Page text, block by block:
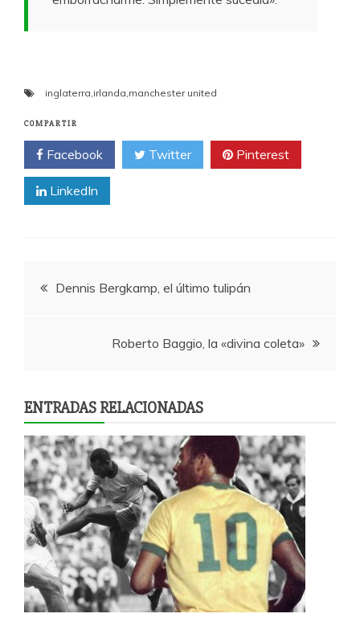
inglaterra,irlanda,manchester united
COMPARTIR
Facebook Twitter Pinterest
LinkedIn
Navegación
Dennis Bergkamp, el último tulipán
Roberto Baggio, la «divina coleta»
ENTRADAS RELACIONADAS